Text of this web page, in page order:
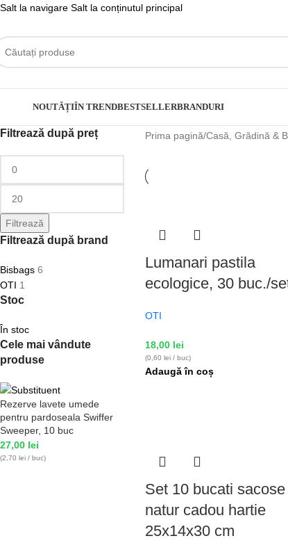
Salt la navigare Salt la conținutul principal
NOUTĂȚIÎN TRENDBESTSELLERBRANDURI
Filtrează după preț
Filtrează
Filtrează după brand
Bisbags 6
OTI 1
Stoc
În stoc
Cele mai vândute
produse
Rezerve lavete umede
pentru pardoseala Swiffer
Sweeper, 10 buc
27,00 lei
(2,70 lei / buc)
Prima pagină/Casă, Grădină &
Lumanari pastila
ecologice, 30 buc./
OTI
18,00 lei
(0,60 lei / buc)
Adaugă în coș
Set 10 bucati sacose
natur cadou hartie
25x14x30 cm